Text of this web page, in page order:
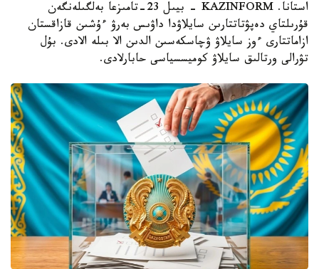
استانا. KAZINFORM - بيىل 23-تامىزعا بەلگىلەنگەن
قۇرىلتاي دەپۋتاتتارىن سايلاۋدا داۋىس بەرۋ ءۇشىن قازاقستان
ازاماتتارى ءوز سايلاۋ ۋچاسكەسىن الدىن الا بىلە الادى. بۇل
تۋرالى ورتالىق سايلاۋ كوميسسياسى حابارلادى.